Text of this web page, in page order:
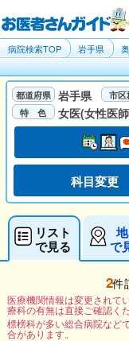
病院検索TOP 岩手県
岩手県
女医(女性医
科目変更
リスト
で見る
で
2件
医療機関情報は変更されて
療科の有無は直接ご確認く
標榜科が多い総合病院など
合があります。